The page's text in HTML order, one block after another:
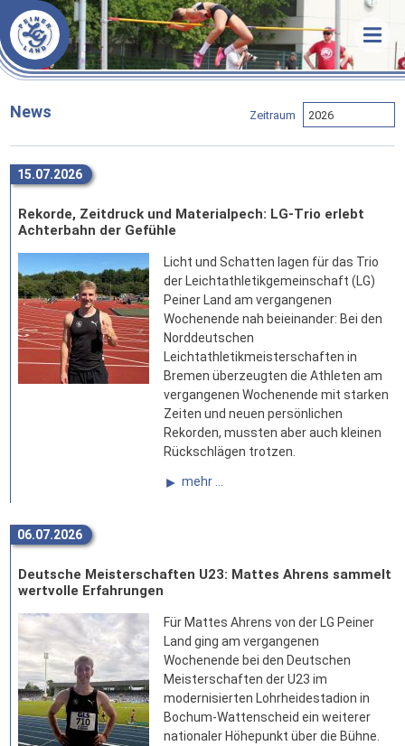
Veranstaltungen
Termine & Ergebnisse
Organisatorisches
News
Training
Stammvereine
Bekleidung
Mitgliedschaft
Sponsoren
Bestenlisten
Rekorde
Links
FAQ
Kontakt
Anfahrt
News Zeitraum
15.07.2026
Rekorde, Zeitdruck und Materialpech: LG-Trio erlebt
Achterbahn der Gefühle
Licht und Schatten lagen für das Trio
der Leichtathletikgemeinschaft (LG)
Peiner Land am vergangenen
Wochenende nah beieinander: Bei den
Norddeutschen
Leichtathletikmeisterschaften in
Bremen überzeugten die Athleten am
vergangenen Wochenende mit starken
Zeiten und neuen persönlichen
Rekorden, mussten aber auch kleinen
Rückschlägen trotzen.
mehr ...
06.07.2026
Deutsche Meisterschaften U23: Mattes Ahrens sammelt
wertvolle Erfahrungen
Für Mattes Ahrens von der LG Peiner
Land ging am vergangenen
Wochenende bei den Deutschen
Meisterschaften der U23 im
modernisierten Lohrheidestadion in
Bochum-Wattenscheid ein weiterer
nationaler Höhepunkt über die Bühne.